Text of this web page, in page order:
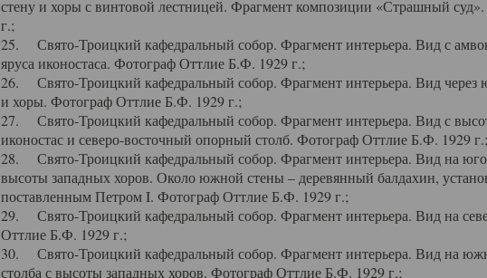
стену и хоры с винтовой лестницей. Фрагмент композиции «Страшный
г.;
25. Свято-Троицкий кафедральный собор. Фрагмент интерьера. Вид с
яруса иконостаса. Фотограф Оттлие Б.Ф. 1929 г.;
26. Свято-Троицкий кафедральный собор. Фрагмент интерьера. Вид
и хоры. Фотограф Оттлие Б.Ф. 1929 г.;
27. Свято-Троицкий кафедральный собор. Фрагмент интерьера. Вид с
иконостас и северо-восточный опорный столб. Фотограф Оттлие Б.Ф. 1929 г.;
28. Свято-Троицкий кафедральный собор. Фрагмент интерьера. Вид на
высоты западных хоров. Около южной стены – деревянный балдахин,
поставленным Петром I. Фотограф Оттлие Б.Ф. 1929 г.;
29. Свято-Троицкий кафедральный собор. Фрагмент интерьера. Вид на
Оттлие Б.Ф. 1929 г.;
30. Свято-Троицкий кафедральный собор. Фрагмент интерьера. Вид на
столба с высоты западных хоров. Фотограф Оттлие Б.Ф. 1929 г.;